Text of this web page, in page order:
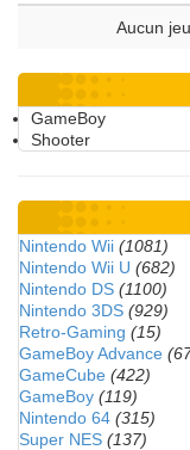
Aucun
GameBoy
Shooter
Nintendo Wii (1081)
Nintendo Wii U (682)
Nintendo DS (1100)
Nintendo 3DS (929)
Retro-Gaming (15)
GameBoy Advance
GameCube (422)
GameBoy (119)
Nintendo 64 (315)
Super NES (137)